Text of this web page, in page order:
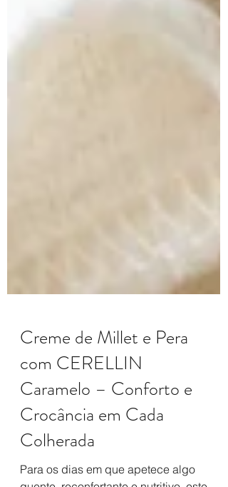
Creme de Millet e Pera
com CERELLIN
Caramelo – Conforto e
Crocância em Cada
Colherada